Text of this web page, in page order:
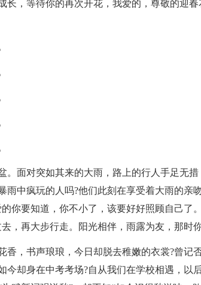
长，等待你的再次开花，我爱的，尊敬的迎春
。面对突如其来的大雨，路上的行人手足无措
雨中疯玩的人吗?他们此刻在享受着大雨的亲
你要知道，你不小了，该要好好照顾自己了
，再大步行走。阳光相伴，雨露为友，那时
香，书声琅琅，今日却脱去稚嫩的衣裳?曾记
今却身在中考考场?自从我们在学校相遇，以